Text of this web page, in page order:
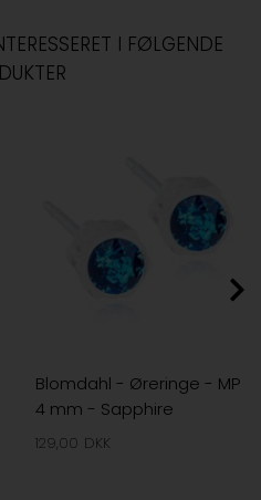
I FØLGENDE
Blomdahl - Øreringe - MP
4 mm - Sapphire
129,00 DKK